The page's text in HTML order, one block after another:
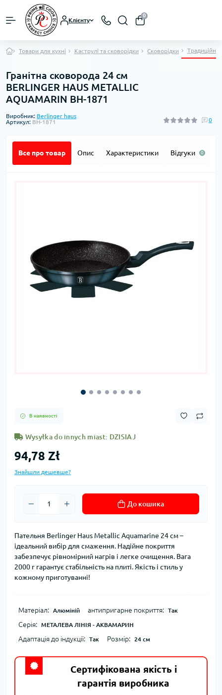
Клієнту
0
Товари для кухні Каструлі та сковорідки Сковорідки Традиційні
Гранітна сковорода 24 см
BERLINGER HAUS METALLIC
AQUAMARIN BH-1871
Виробник: Berlinger haus
Артикул: BH-1871 0
Все про товар Опис Характеристики Відгуки 0
В наявності
Wysyłka do innych miast: DZISIAJ
94,78 Zł
Знайшли дешевше?
До кошика
Пательня Berlinger Haus Metallic Aquamarine 24 см –
ідеальний вибір для смаження. Надійне покриття
забезпечує рівномірний нагрів і легке очищення. Вага
2000 г гарантує стабільність на плиті. Якість і стиль у
кожному приготуванні!
Матеріал: Алюміній антипригарне покриття: Так
Серія: МЕТАЛЕВА ЛІНІЯ - АКВАМАРИН
Адаптація до індукції: Так Розмір: 24 см
Сертифікована якість і
гарантія виробника